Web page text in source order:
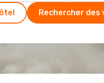
Rechercher des